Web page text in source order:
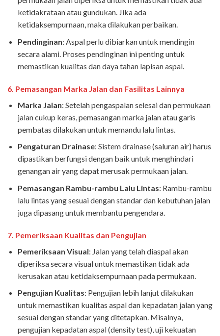
ketidakrataan atau gundukan. Jika ada
ketidaksempurnaan, maka dilakukan perbaikan.
Pendinginan: Aspal perlu dibiarkan untuk mendingin
secara alami. Proses pendinginan ini penting untuk
memastikan kualitas dan daya tahan lapisan aspal.
6. Pemasangan Marka Jalan dan Fasilitas Lainnya
Marka Jalan: Setelah pengaspalan selesai dan permukaan
jalan cukup keras, pemasangan marka jalan atau garis
pembatas dilakukan untuk memandu lalu lintas.
Pengaturan Drainase: Sistem drainase (saluran air) harus
dipastikan berfungsi dengan baik untuk menghindari
genangan air yang dapat merusak permukaan jalan.
Pemasangan Rambu-rambu Lalu Lintas: Rambu-rambu
lalu lintas yang sesuai dengan standar dan kebutuhan jalan
juga dipasang untuk membantu pengendara.
7. Pemeriksaan Kualitas dan Pengujian
Pemeriksaan Visual: Jalan yang telah diaspal akan
diperiksa secara visual untuk memastikan tidak ada
kerusakan atau ketidaksempurnaan pada permukaan.
Pengujian Kualitas: Pengujian lebih lanjut dilakukan
untuk memastikan kualitas aspal dan kepadatan jalan yang
sesuai dengan standar yang ditetapkan. Misalnya,
pengujian kepadatan aspal (density test), uji kekuatan